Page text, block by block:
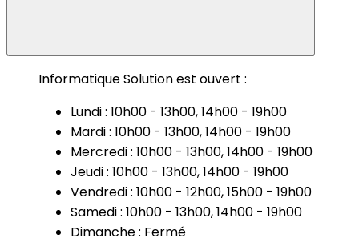
Informatique Solution est ouvert :
Lundi : 10h00 - 13h00, 14h00 - 19h00
Mardi : 10h00 - 13h00, 14h00 - 19h00
Mercredi : 10h00 - 13h00, 14h00 - 19h00
Jeudi : 10h00 - 13h00, 14h00 - 19h00
Vendredi : 10h00 - 12h00, 15h00 - 19h00
Samedi : 10h00 - 13h00, 14h00 - 19h00
Dimanche : Fermé